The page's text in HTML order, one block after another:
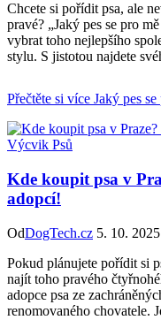
Chcete si pořídit psa, ale
pravé? „Jaký pes se pro
vybrat toho nejlepšího
stylu. S jistotou najdete
Přečtěte si více Jaký pes
Výcvik Psů
Kde koupit psa v
adopcí!
OdDogTech.cz 5. 10. 2025
Pokud plánujete pořídit si
najít toho pravého
adopce psa ze
renomovaného chovatele.